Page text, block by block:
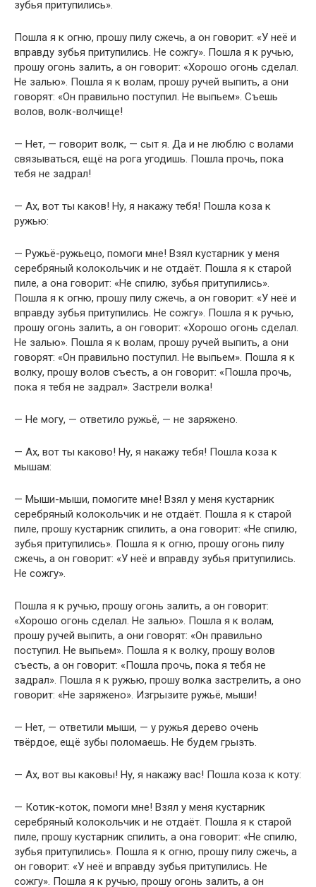
зубья притупились».
Пошла я к огню, прошу пилу сжечь, а он говорит: «У неё и
вправду зубья притупились. Не сожгу». Пошла я к ручью,
прошу огонь залить, а он говорит: «Хорошо огонь сделал.
Не залью». Пошла я к волам, прошу ручей выпить, а они
говорят: «Он правильно поступил. Не выпьем». Съешь
волов, волк-волчище!
— Нет, — говорит волк, — сыт я. Да и не люблю с волами
связываться, ещё на рога угодишь. Пошла прочь, пока
тебя не задрал!
— Ах, вот ты каков! Ну, я накажу тебя! Пошла коза к
ружью:
— Ружьё-ружьецо, помоги мне! Взял кустарник у меня
серебряный колокольчик и не отдаёт. Пошла я к старой
пиле, а она говорит: «Не спилю, зубья притупились».
Пошла я к огню, прошу пилу сжечь, а он говорит: «У неё и
вправду зубья притупились. Не сожгу». Пошла я к ручью,
прошу огонь залить, а он говорит: «Хорошо огонь сделал.
Не залью». Пошла я к волам, прошу ручей выпить, а они
говорят: «Он правильно поступил. Не выпьем». Пошла я к
волку, прошу волов съесть, а он говорит: «Пошла прочь,
пока я тебя не задрал». Застрели волка!
— Не могу, — ответило ружьё, — не заряжено.
— Ах, вот ты каково! Ну, я накажу тебя! Пошла коза к
мышам:
— Мыши-мыши, помогите мне! Взял у меня кустарник
серебряный колокольчик и не отдаёт. Пошла я к старой
пиле, прошу кустарник спилить, а она говорит: «Не спилю,
зубья притупились». Пошла я к огню, прошу огонь пилу
сжечь, а он говорит: «У неё и вправду зубья притупились.
Не сожгу».
Пошла я к ручью, прошу огонь залить, а он говорит:
«Хорошо огонь сделал. Не залью». Пошла я к волам,
прошу ручей выпить, а они говорят: «Он правильно
поступил. Не выпьем». Пошла я к волку, прошу волов
съесть, а он говорит: «Пошла прочь, пока я тебя не
задрал». Пошла я к ружью, прошу волка застрелить, а оно
говорит: «Не заряжено». Изгрызите ружьё, мыши!
— Нет, — ответили мыши, — у ружья дерево очень
твёрдое, ещё зубы поломаешь. Не будем грызть.
— Ах, вот вы каковы! Ну, я накажу вас! Пошла коза к коту:
— Котик-коток, помоги мне! Взял у меня кустарник
серебряный колокольчик и не отдаёт. Пошла я к старой
пиле, прошу кустарник спилить, а она говорит: «Не спилю,
зубья притупились». Пошла я к огню, прошу пилу сжечь, а
он говорит: «У неё и вправду зубья притупились. Не
сожгу». Пошла я к ручью, прошу огонь залить, а он